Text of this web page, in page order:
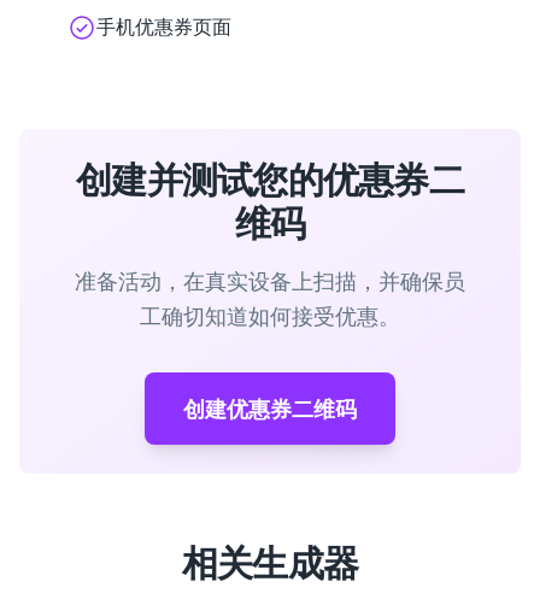
手机优惠券页面
创建并测试您的优惠券二
维码
准备活动，在真实设备上扫描，并确保员
工确切知道如何接受优惠。
创建优惠券二维码
相关生成器